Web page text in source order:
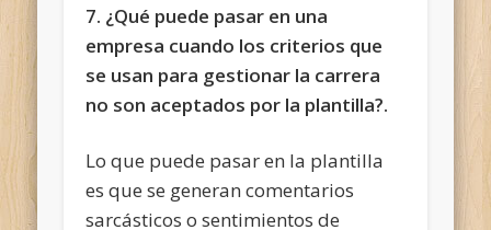
7. ¿Qué puede pasar en una
empresa cuando los criterios que
se usan para gestionar la carrera
no son aceptados por la plantilla?.
Lo que puede pasar en la plantilla
es que se generan comentarios
sarcásticos o sentimientos de